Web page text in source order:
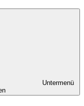
Untermenü